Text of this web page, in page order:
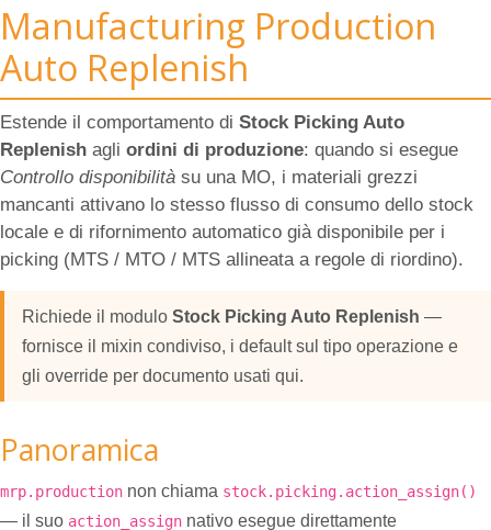
Manufacturing Production
Auto Replenish
Estende il comportamento di Stock Picking Auto
Replenish agli ordini di produzione: quando si esegue
Controllo disponibilità su una MO, i materiali grezzi
mancanti attivano lo stesso flusso di consumo dello stock
locale e di rifornimento automatico già disponibile per i
picking (MTS / MTO / MTS allineata a regole di riordino).
Richiede il modulo Stock Picking Auto Replenish —
fornisce il mixin condiviso, i default sul tipo operazione e
gli override per documento usati qui.
Panoramica
mrp.production non chiama stock.picking.action_assign()
— il suo action_assign nativo esegue direttamente